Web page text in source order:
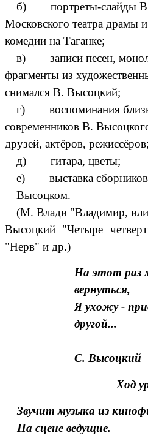
б) портреты-слайды В.
Московского театра драмы и
комедии на Таганке;
в) записи песен,
фрагменты из
снимался В. Высоцкий;
г) воспоминания
современников В.
друзей, актёров, режиссёров;
д) гитара, цветы;
е) выставка сборников
Высоцком.
(М. Влади "Владимир,
Высоцкий "Четыре
"Нерв" и др.)
На этот раз
вернуться,
Я ухожу -
другой...
С. Высоцкий
Ход
Звучит музыка из
На сцене ведущие.